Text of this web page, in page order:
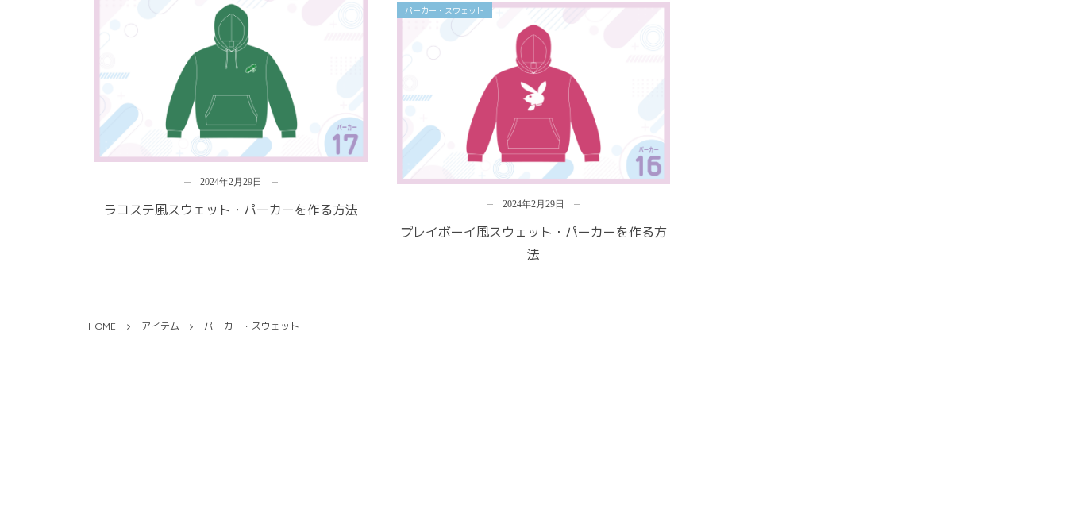
2024年2月29日
ラコステ風スウェット・パーカーを作る方法
パーカー・スウェット
2024年2月29日
プレイボーイ風スウェット・パーカーを作る方
法
HOME アイテム パーカー・スウェット